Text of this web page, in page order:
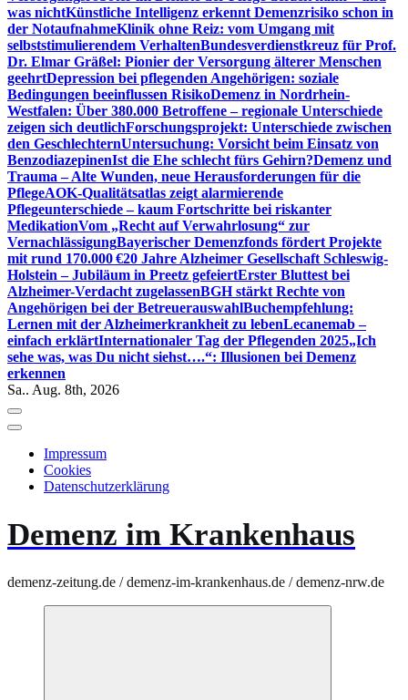
was nichtKünstliche Intelligenz erkennt Demenzrisiko schon in
der NotaufnahmeKlinik ohne Reiz: vom Umgang mit
selbststimulierendem VerhaltenBundesverdienstkreuz für Prof.
Dr. Elmar Gräßel: Pionier der Versorgung älterer Menschen
geehrtDepression bei pflegenden Angehörigen: soziale
Bedingungen beeinflussen RisikoDemenz in Nordrhein-
Westfalen: Über 380.000 Betroffene – regionale Unterschiede
zeigen sich deutlichForschungsprojekt: Unterschiede zwischen
den GeschlechternUntersuchung: Vorsicht beim Einsatz von
BenzodiazepinenIst die Ehe schlecht fürs Gehirn?Demenz und
Trauma – Alte Wunden, neue Herausforderungen für die
PflegeAOK-Qualitätsatlas zeigt alarmierende
Pflegeunterschiede – kaum Fortschritte bei riskanter
MedikationVom „Recht auf Verwahrlosung“ zur
VernachlässigungBayerischer Demenzfonds fördert Projekte
mit rund 170.000 €20 Jahre Alzheimer Gesellschaft Schleswig-
Holstein – Jubiläum in Preetz gefeiertErster Bluttest bei
Alzheimer-Verdacht zugelassenBGH stärkt Rechte von
Angehörigen bei der BetreuerauswahlBuchempfehlung:
Lernen mit der Alzheimerkrankheit zu lebenLecanemab –
einfach erklärtInternationaler Tag der Pflegenden 2025„Ich
sehe was, was Du nicht siehst….“: Illusionen bei Demenz
erkennen
Sa.. Aug. 8th, 2026
Impressum
Cookies
Datenschutzerklärung
Demenz im Krankenhaus
demenz-zeitung.de / demenz-im-krankenhaus.de / demenz-nrw.de